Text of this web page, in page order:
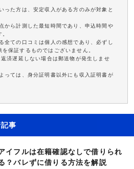
った方は、安定収入がある方のみが対象と
から計測した最短時間であり、申込時間や
全ての口コミは個人の感想であり、必ずし
保証するものではございません。
済遅延しない場合は郵送物が発生しませ
っては、身分証明書以外にも収入証明書が
事
イフルは在籍確認なしで借りられ
？バレずに借りる方法を解説